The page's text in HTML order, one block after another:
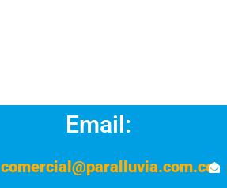
Email:
comercial@paralluvia.com.co